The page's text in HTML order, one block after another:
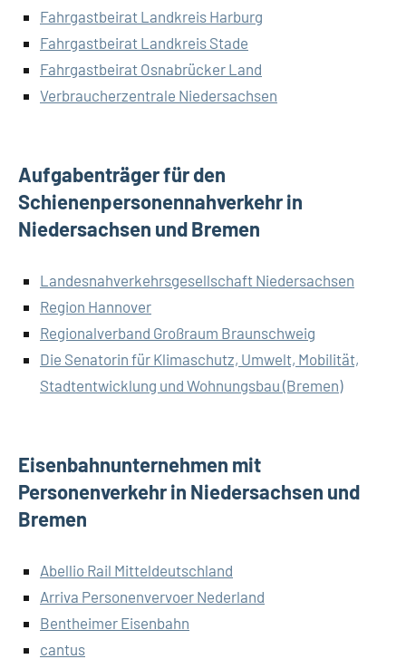
Fahrgastbeirat Landkreis Harburg
Fahrgastbeirat Landkreis Stade
Fahrgastbeirat Osnabrücker Land
Verbraucherzentrale Niedersachsen
Aufgabenträger für den
Schienenpersonennahverkehr in
Niedersachsen und Bremen
Landesnahverkehrsgesellschaft Niedersachsen
Region Hannover
Regionalverband Großraum Braunschweig
Die Senatorin für Klimaschutz, Umwelt, Mobilität,
Stadtentwicklung und Wohnungsbau (Bremen)
Eisenbahnunternehmen mit
Personenverkehr in Niedersachsen und
Bremen
Abellio Rail Mitteldeutschland
Arriva Personenvervoer Nederland
Bentheimer Eisenbahn
cantus